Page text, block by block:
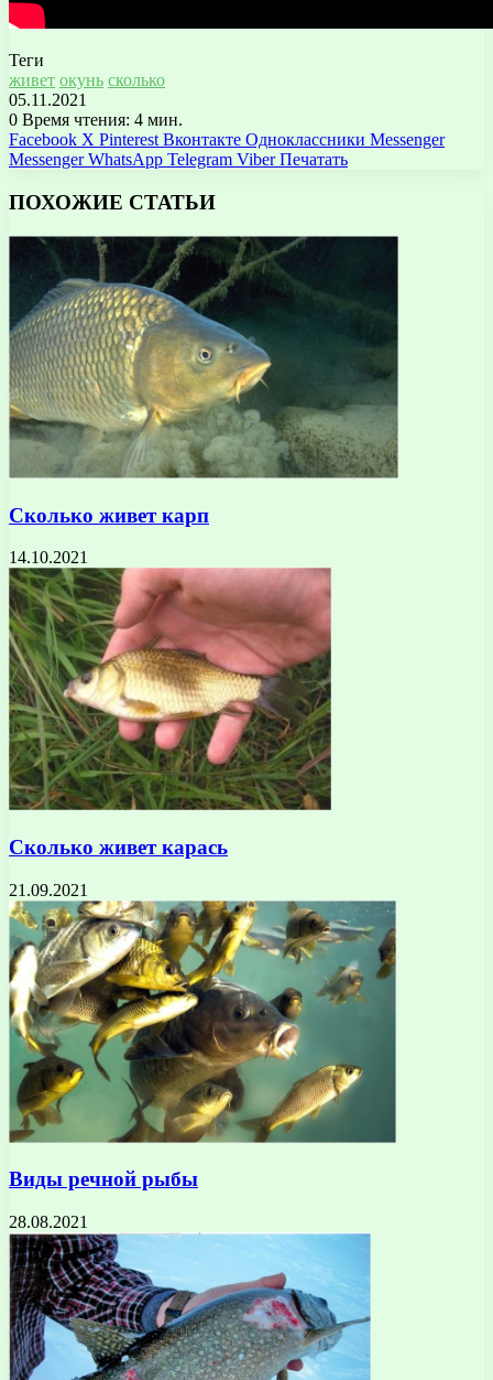
Теги
живет окунь сколько
05.11.2021
0 Время чтения: 4 мин.
Facebook X Pinterest Вконтакте Одноклассники Messenger
Messenger WhatsApp Telegram Viber Печатать
ПОХОЖИЕ СТАТЬИ
Сколько живет карп
14.10.2021
Сколько живет карась
21.09.2021
Виды речной рыбы
28.08.2021